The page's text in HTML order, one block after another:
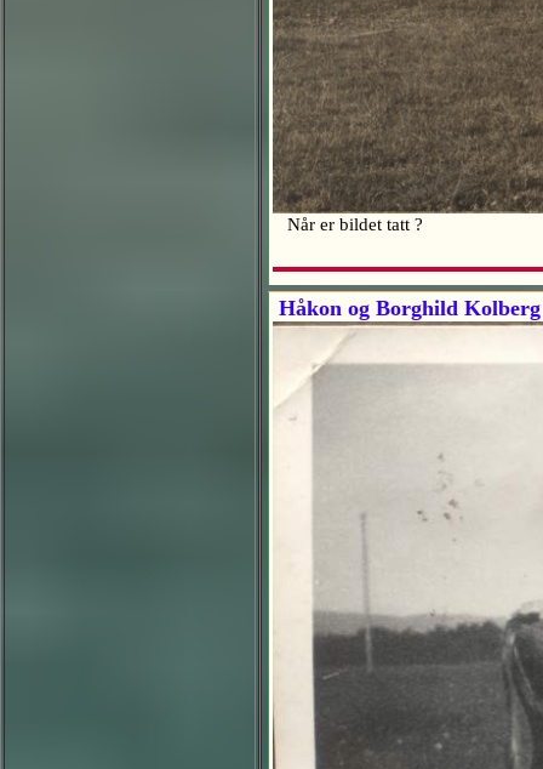
Når er bildet tatt ?
Håkon og Borghild Kolberg